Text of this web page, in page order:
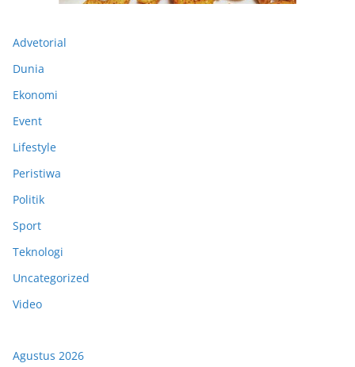
Advetorial
Dunia
Ekonomi
Event
Lifestyle
Peristiwa
Politik
Sport
Teknologi
Uncategorized
Video
Agustus 2026